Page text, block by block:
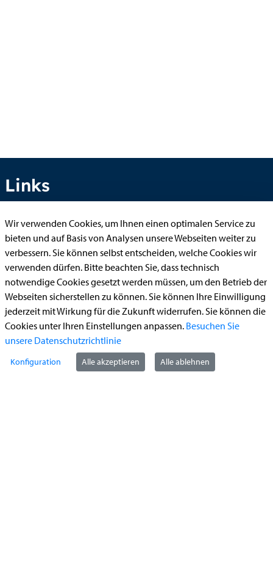
Links
Anhörung online
Aufenthaltserlaubnis
Bauantrag
Begleitetes Fahren ab 17 (Erstantrag)
Führerschein (Umtausch)
Reiterplakette (Verlängerungsantrag online)
Ummeldung zugelassenes Fahrzeug
Wir verwenden Cookies, um Ihnen einen optimalen Service zu
bieten und auf Basis von Analysen unsere Webseiten weiter zu
verbessern. Sie können selbst entscheiden, welche Cookies wir
verwenden dürfen. Bitte beachten Sie, dass technisch
notwendige Cookies gesetzt werden müssen, um den Betrieb der
Webseiten sicherstellen zu können. Sie können Ihre Einwilligung
jederzeit mit Wirkung für die Zukunft widerrufen. Sie können die
Cookies unter Ihren Einstellungen anpassen. Besuchen Sie
unsere Datenschutzrichtlinie
Konfiguration Alle akzeptieren Alle ablehnen